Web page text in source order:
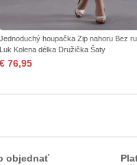
Jednoduchý houpačka Zip nahoru Bez
Luk Kolena délka Družička Šaty
€ 76,95
objednať